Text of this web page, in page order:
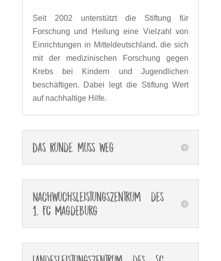
Seit 2002 unterstützt die Stiftung für
Forschung und Heilung eine Vielzahl von
Einrichtungen in Mitteldeutschland, die sich
mit der medizinischen Forschung gegen
Krebs bei Kindern und Jugendlichen
beschäftigen. Dabei legt die Stiftung Wert
auf nachhaltige Hilfe.
Das Runde muss weg
Nachwuchsleistungszentrum des
1. FC Magdeburg